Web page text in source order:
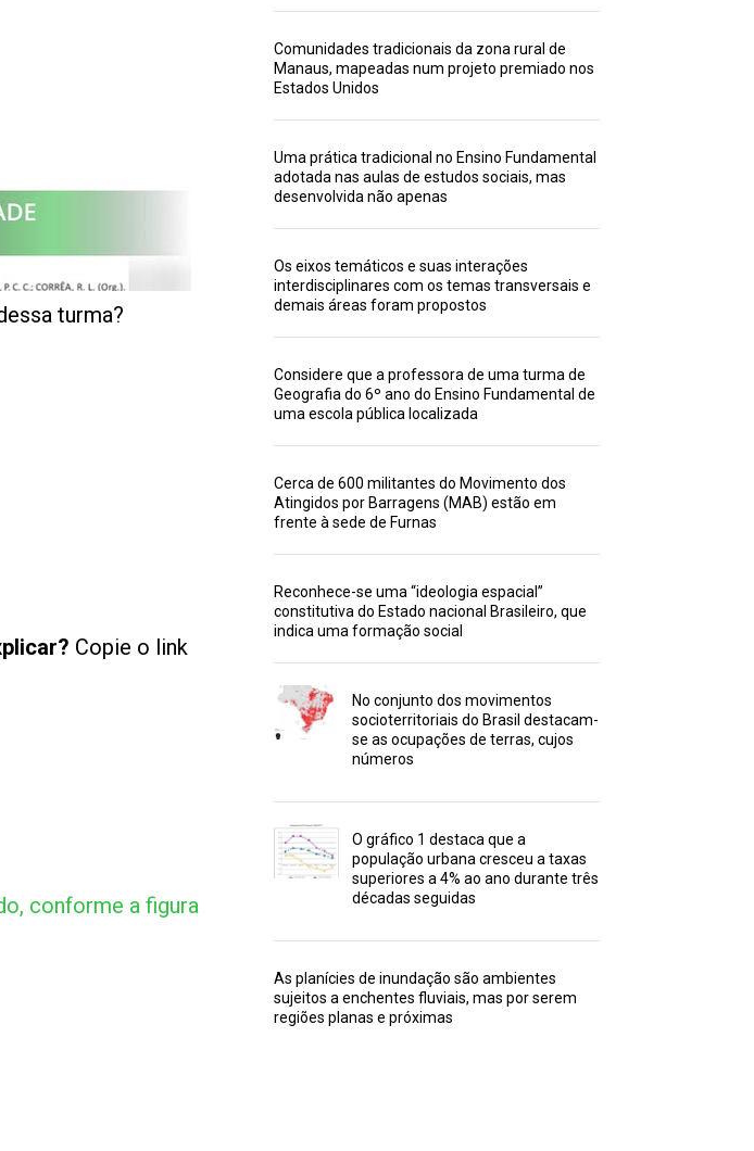
turma?
Copie o link
conforme a figura
Comunidades tradicionais da zona rural de
Manaus, mapeadas num projeto premiado nos
Estados Unidos
Uma prática tradicional no Ensino Fundamental
adotada nas aulas de estudos sociais, mas
desenvolvida não apenas
Os eixos temáticos e suas interações
interdisciplinares com os temas transversais e
demais áreas foram propostos
Considere que a professora de uma turma de
Geografia do 6º ano do Ensino Fundamental de
uma escola pública localizada
Cerca de 600 militantes do Movimento dos
Atingidos por Barragens (MAB) estão em
frente à sede de Furnas
Reconhece-se uma “ideologia espacial”
constitutiva do Estado nacional Brasileiro, que
indica uma formação social
No conjunto dos movimentos
socioterritoriais do Brasil destacam-
se as ocupações de terras, cujos
números
O gráfico 1 destaca que a
população urbana cresceu a taxas
superiores a 4% ao ano durante três
décadas seguidas
As planícies de inundação são ambientes
sujeitos a enchentes fluviais, mas por serem
regiões planas e próximas